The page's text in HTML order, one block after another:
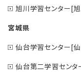
旭川学習センター[
宮城県
仙台学習センター[
仙台第二学習センタ